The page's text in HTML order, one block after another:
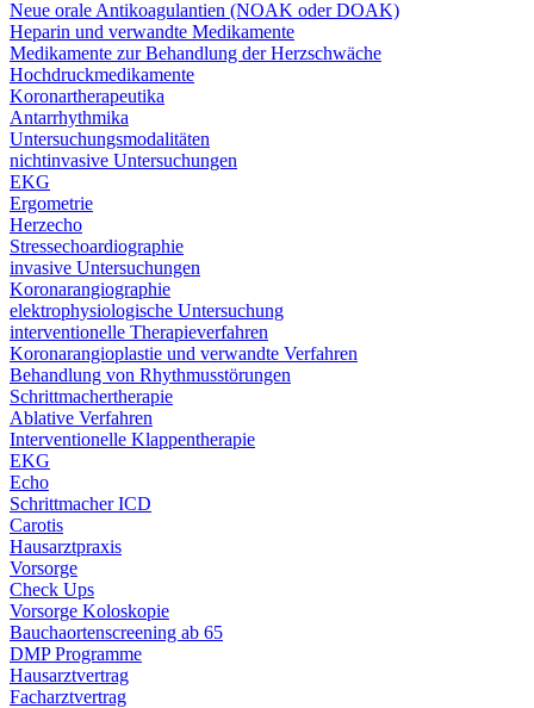
Neue orale Antikoagulantien (NOAK oder DOAK)
Heparin und verwandte Medikamente
Medikamente zur Behandlung der Herzschwäche
Hochdruckmedikamente
Koronartherapeutika
Antarrhythmika
Untersuchungsmodalitäten
nichtinvasive Untersuchungen
EKG
Ergometrie
Herzecho
Stressechoardiographie
invasive Untersuchungen
Koronarangiographie
elektrophysiologische Untersuchung
interventionelle Therapieverfahren
Koronarangioplastie und verwandte Verfahren
Behandlung von Rhythmusstörungen
Schrittmachertherapie
Ablative Verfahren
Interventionelle Klappentherapie
EKG
Echo
Schrittmacher ICD
Carotis
Hausarztpraxis
Vorsorge
Check Ups
Vorsorge Koloskopie
Bauchaortenscreening ab 65
DMP Programme
Hausarztvertrag
Facharztvertrag